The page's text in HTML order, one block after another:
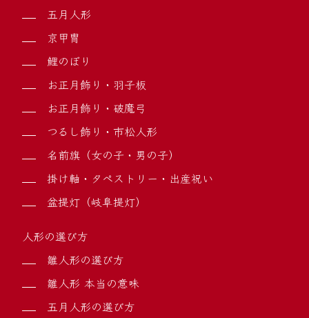
五月人形
京甲冑
鯉のぼり
お正月飾り・羽子板
お正月飾り・破魔弓
つるし飾り・市松人形
名前旗（女の子・男の子）
掛け軸・タペストリー・出産祝い
盆提灯（岐阜提灯）
人形の選び方
雛人形の選び方
雛人形 本当の意味
五月人形の選び方